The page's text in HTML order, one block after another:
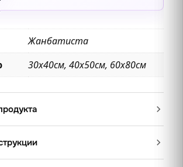
Жанбатиста
30х40см, 40х50см, 60х80см